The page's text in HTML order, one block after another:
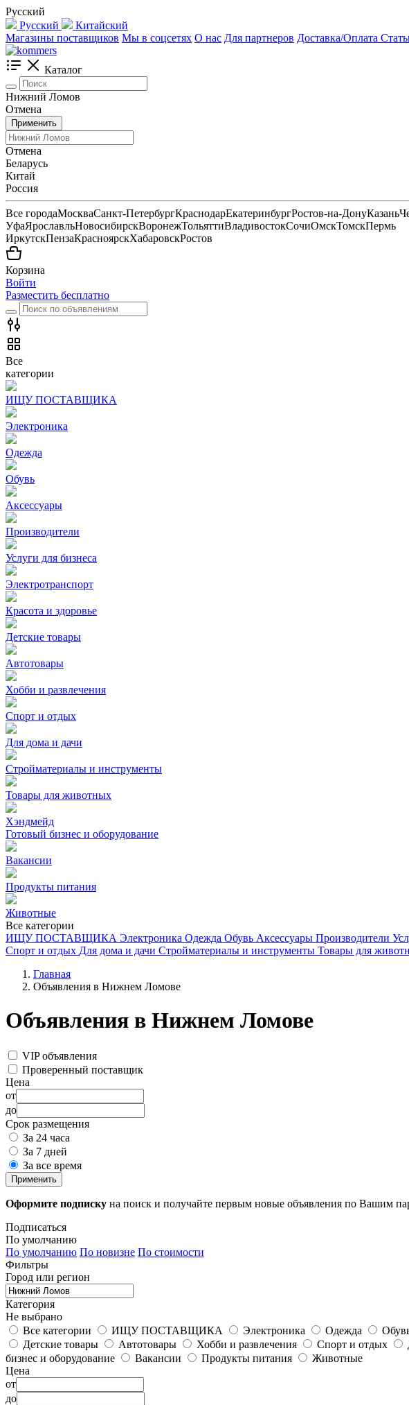
Русский
Русский
Китайский
Магазины поставщиков Мы в соцсетях О нас Для партнеров Доставка/Оплата
Каталог
Нижний Ломов
Отмена
Применить
Отмена
Беларусь
Китай
Россия
Все городаМоскваСанкт-ПетербургКраснодарЕкатеринбургРостов-на-ДонуКазань
УфаЯрославльНовосибирскВоронежТольяттиВладивостокСочиОмскТомскПермь
ИркутскПензаКрасноярскХабаровскРостов
Корзина
Войти
Разместить бесплатно
Все
категории
ИЩУ ПОСТАВЩИКА
Электроника
Одежда
Обувь
Аксессуары
Производители
Услуги для бизнеса
Электротранспорт
Красота и здоровье
Детские товары
Автотовары
Хобби и развлечения
Спорт и отдых
Для дома и дачи
Стройматериалы и инструменты
Товары для животных
Хэндмейд
Готовый бизнес и оборудование
Вакансии
Продукты питания
Животные
Все категории
ИЩУ ПОСТАВЩИКА Электроника Одежда Обувь Аксессуары Производители
Спорт и отдых Для дома и дачи Стройматериалы и инструменты Товары для
Главная
Объявления в Нижнем Ломове
Объявления в Нижнем Ломове
VIP объявления
Проверенный поставщик
Цена
от
до
Срок размещения
За 24 часа
За 7 дней
За все время
Применить
Оформите подписку на поиск и получайте первым новые объявления по Вашим
Подписаться
По умолчанию
По умолчанию По новизне По стоимости
Фильтры
Город или регион
Категория
Не выбрано
Все категории
ИЩУ ПОСТАВЩИКА Электроника Одежда
Детские товары
Автотовары Хобби и развлечения Спорт и отдых
бизнес и оборудование
Вакансии Продукты питания
Животные
Цена
от
до